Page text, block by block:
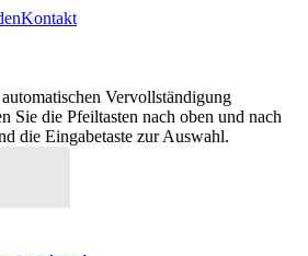
Kontakt
Vervollständigung
Sie die Pfeiltasten nach oben und nach
die Eingabetaste zur Auswahl.